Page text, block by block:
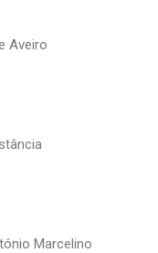
Aveiro
Marcelino